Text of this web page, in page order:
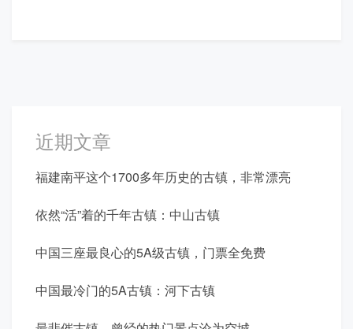
近期文章
福建南平这个1700多年历史的古镇，非常漂亮
依然“活”着的千年古镇：中山古镇
中国三座最良心的5A级古镇，门票全免费
中国最冷门的5A古镇：河下古镇